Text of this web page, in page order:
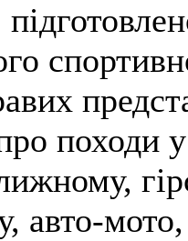
походи
авто-